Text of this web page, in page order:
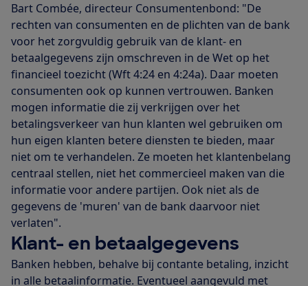
Bart Combée, directeur Consumentenbond: "De
rechten van consumenten en de plichten van de bank
voor het zorgvuldig gebruik van de klant- en
betaalgegevens zijn omschreven in de Wet op het
financieel toezicht (Wft 4:24 en 4:24a). Daar moeten
consumenten ook op kunnen vertrouwen. Banken
mogen informatie die zij verkrijgen over het
betalingsverkeer van hun klanten wel gebruiken om
hun eigen klanten betere diensten te bieden, maar
niet om te verhandelen. Ze moeten het klantenbelang
centraal stellen, niet het commercieel maken van die
informatie voor andere partijen. Ook niet als de
gegevens de 'muren' van de bank daarvoor niet
verlaten".
Klant- en betaalgegevens
Banken hebben, behalve bij contante betaling, inzicht
in alle betaalinformatie. Eventueel aangevuld met